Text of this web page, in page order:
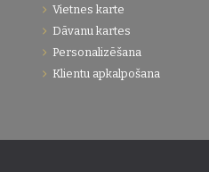
Vietnes karte
Dāvanu kartes
Personalizēšana
Klientu apkalpošana